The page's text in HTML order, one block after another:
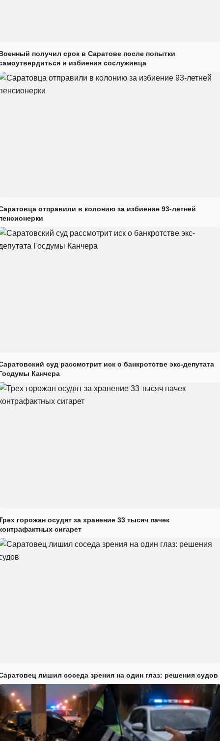
получил срок в Саратове после попытки
и избиения сослуживца
отправили в колонию за избиение 93-летней
суд рассмотрит иск о банкротстве экс-депутата
Канчера
горожан осудят за хранение 33 тысяч пачек
сигарет
лишил соседа зрения на один глаз: решения судов